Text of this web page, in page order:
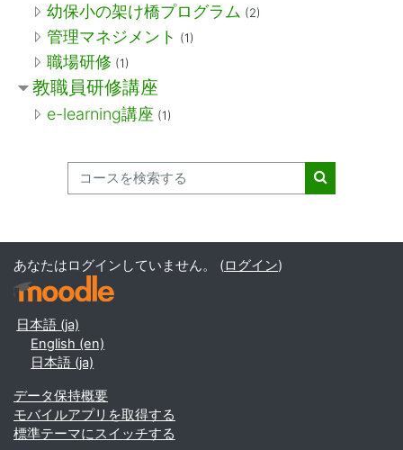
幼保小の架け橋プログラム (2)
管理マネジメント (1)
職場研修 (1)
教職員研修講座
e-learning講座 (1)
コースを検索する
コースを検
あなたはログインしていません。 (ログイン)
日本語 ‎(ja)‎
English ‎(en)‎
日本語 ‎(ja)‎
データ保持概要
モバイルアプリを取得する
標準テーマにスイッチする